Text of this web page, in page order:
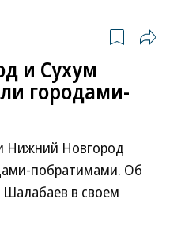
и Сухум
городами-
Нижний Новгород
побратимами. Об
в своем